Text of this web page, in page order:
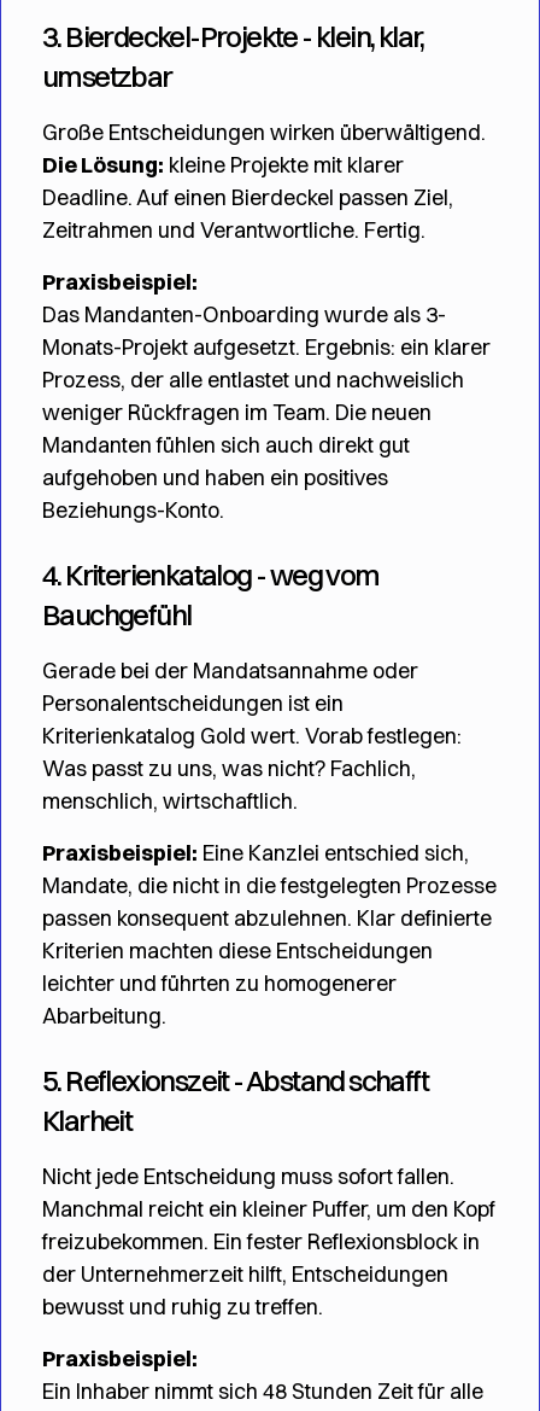
3. Bierdeckel-Projekte - klein, klar,
umsetzbar
Große Entscheidungen wirken überwältigend.
Die Lösung: kleine Projekte mit klarer
Deadline. Auf einen Bierdeckel passen Ziel,
Zeitrahmen und Verantwortliche. Fertig.
Praxisbeispiel:
Das Mandanten-Onboarding wurde als 3-
Monats-Projekt aufgesetzt. Ergebnis: ein klarer
Prozess, der alle entlastet und nachweislich
weniger Rückfragen im Team. Die neuen
Mandanten fühlen sich auch direkt gut
aufgehoben und haben ein positives
Beziehungs-Konto.
4. Kriterienkatalog - weg vom
Bauchgefühl
Gerade bei der Mandatsannahme oder
Personalentscheidungen ist ein
Kriterienkatalog Gold wert. Vorab festlegen:
Was passt zu uns, was nicht? Fachlich,
menschlich, wirtschaftlich.
Praxisbeispiel: Eine Kanzlei entschied sich,
Mandate, die nicht in die festgelegten Prozesse
passen konsequent abzulehnen. Klar definierte
Kriterien machten diese Entscheidungen
leichter und führten zu homogenerer
Abarbeitung.
5. Reflexionszeit - Abstand schafft
Klarheit
Nicht jede Entscheidung muss sofort fallen.
Manchmal reicht ein kleiner Puffer, um den Kopf
freizubekommen. Ein fester Reflexionsblock in
der Unternehmerzeit hilft, Entscheidungen
bewusst und ruhig zu treffen.
Praxisbeispiel:
Ein Inhaber nimmt sich 48 Stunden Zeit für alle